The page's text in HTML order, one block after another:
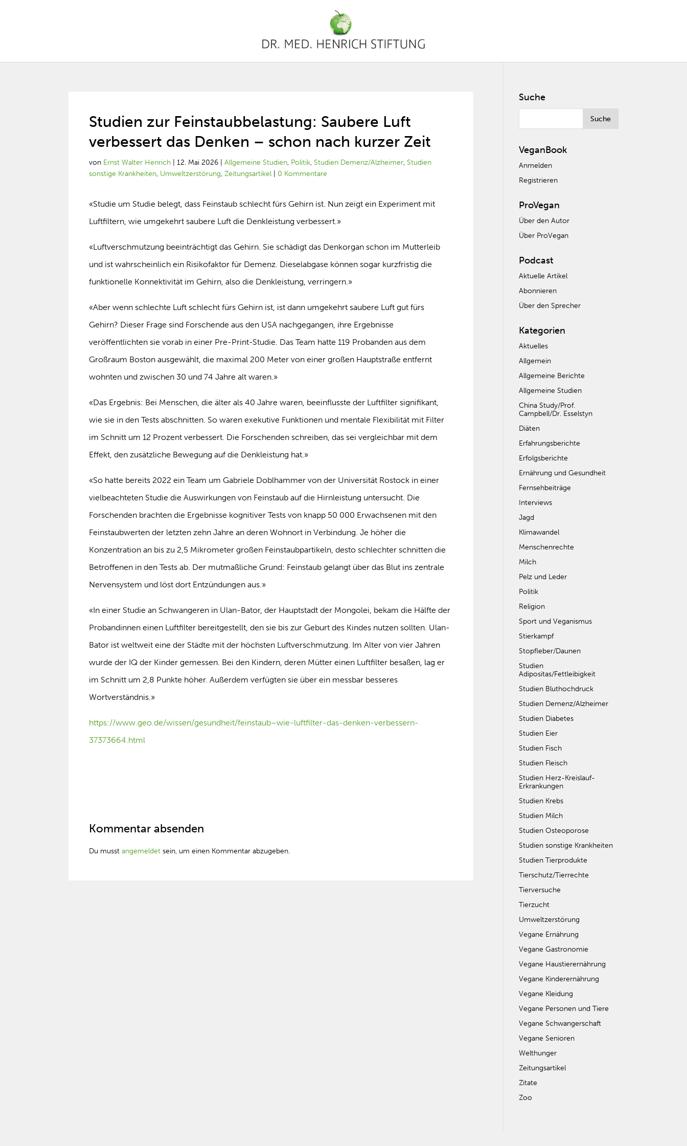
Studien zur Feinstaubbelastung: Saubere Luft
verbessert das Denken – schon nach kurzer Zeit
von Ernst Walter Henrich |12. Mai 2026 |Allgemeine Studien, Politik, Studien Demenz/Alzheimer, Studien
sonstige Krankheiten, Umweltzerstörung,Zeitungsartikel 0 Kommentare
«Studie um Studie belegt, dass Feinstaub schlecht fürs Gehirn ist. Nun zeigt ein Experiment mit
Luftfiltern, wie umgekehrt saubere Luft die Denkleistung verbessert.»
«Luftverschmutzung beeinträchtigt das Gehirn. Sie schädigt das Denkorgan schon im Mutterleib
und ist wahrscheinlich ein Risikofaktor für Demenz. Dieselabgase können sogar kurzfristig die
funktionelle Konnektivität im Gehirn, also die Denkleistung, verringern.»
«Aber wenn schlechte Luft schlecht fürs Gehirn ist, ist dann umgekehrt saubere Luft gut fürs
Gehirn? Dieser Frage sind Forschende aus den USA nachgegangen, ihre Ergebnisse
veröffentlichten sie vorab in einer Pre-Print-Studie. Das Team hatte 119 Probanden aus dem
Großraum Boston ausgewählt, die maximal 200 Meter von einer großen Hauptstraße entfernt
wohnten und zwischen 30 und 74 Jahre alt waren.»
«Das Ergebnis: Bei Menschen, die älter als 40 Jahre waren, beeinflusste der Luftfilter signifikant,
wie sie in den Tests abschnitten. So waren exekutive Funktionen und mentale Flexibilität mit Filter
im Schnitt um 12 Prozent verbessert. Die Forschenden schreiben, das sei vergleichbar mit dem
Effekt, den zusätzliche Bewegung auf die Denkleistung hat.»
«So hatte bereits 2022 ein Team um Gabriele Doblhammer von der Universität Rostock in einer
vielbeachteten Studie die Auswirkungen von Feinstaub auf die Hirnleistung untersucht. Die
Forschenden brachten die Ergebnisse kognitiver Tests von knapp 50 000 Erwachsenen mit den
Feinstaubwerten der letzten zehn Jahre an deren Wohnort in Verbindung. Je höher die
Konzentration an bis zu 2,5 Mikrometer großen Feinstaubpartikeln, desto schlechter schnitten die
Betroffenen in den Tests ab. Der mutmaßliche Grund: Feinstaub gelangt über das Blut ins zentrale
Nervensystem und löst dort Entzündungen aus.»
«In einer Studie an Schwangeren in Ulan-Bator, der Hauptstadt der Mongolei, bekam die Hälfte der
Probandinnen einen Luftfilter bereitgestellt, den sie bis zur Geburt des Kindes nutzen sollten. Ulan-
Bator ist weltweit eine der Städte mit der höchsten Luftverschmutzung. Im Alter von vier Jahren
wurde der IQ der Kinder gemessen. Bei den Kindern, deren Mütter einen Luftfilter besaßen, lag er
im Schnitt um 2,8 Punkte höher. Außerdem verfügten sie über ein messbar besseres
Wortverständnis.»
https://www.geo.de/wissen/gesundheit/feinstaub–wie-luftfilter-das-denken-verbessern-
37373664.html
Kommentar absenden
Du musstangemeldet sein, um einen Kommentar abzugeben.
Suche
VeganBook
Anmelden
Registrieren
ProVegan
Über den Autor
Über ProVegan
Podcast
Aktuelle Artikel
Abonnieren
Über den Sprecher
Kategorien
Aktuelles
Allgemein
Allgemeine Berichte
Allgemeine Studien
China Study/Prof.
Campbell/Dr. Esselstyn
Diäten
Erfahrungsberichte
Erfolgsberichte
Ernährung und Gesundheit
Fernsehbeiträge
Interviews
Jagd
Klimawandel
Menschenrechte
Milch
Pelz und Leder
Politik
Religion
Sport und Veganismus
Stierkampf
Stopfleber/Daunen
Studien
Adipositas/Fettleibigkeit
Studien Bluthochdruck
Studien Demenz/Alzheimer
Studien Diabetes
Studien Eier
Studien Fisch
Studien Fleisch
Studien Herz-Kreislauf-
Erkrankungen
Studien Krebs
Studien Milch
Studien Osteoporose
Studien sonstige Krankheiten
Studien Tierprodukte
Tierschutz/Tierrechte
Tierversuche
Tierzucht
Umweltzerstörung
Vegane Ernährung
Vegane Gastronomie
Vegane Haustierernährung
Vegane Kinderernährung
Vegane Kleidung
Vegane Personen und Tiere
Vegane Schwangerschaft
Vegane Senioren
Welthunger
Zeitungsartikel
Zitate
Zoo